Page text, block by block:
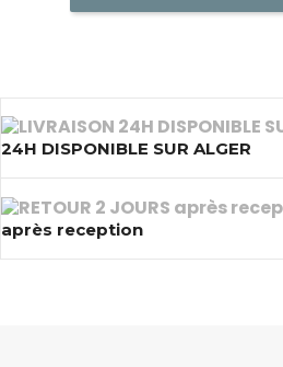
24H DISPONIBLE SUR ALGER
après reception